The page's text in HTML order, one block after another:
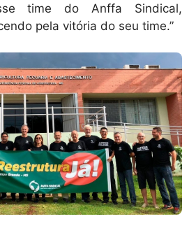
time do Anffa Sindical,
pela vitória do seu time.”